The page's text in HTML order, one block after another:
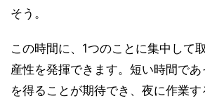
そう。
この時間に、1つのことに集中して
産性を発揮できます。短い時間で
を得ることが期待でき、夜に作業